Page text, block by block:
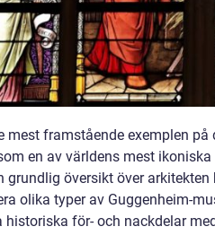
mest framstående exemplen
en av världens mest
grundlig översikt över
olika typer av Guggenheim-
historiska för- och nackdelar